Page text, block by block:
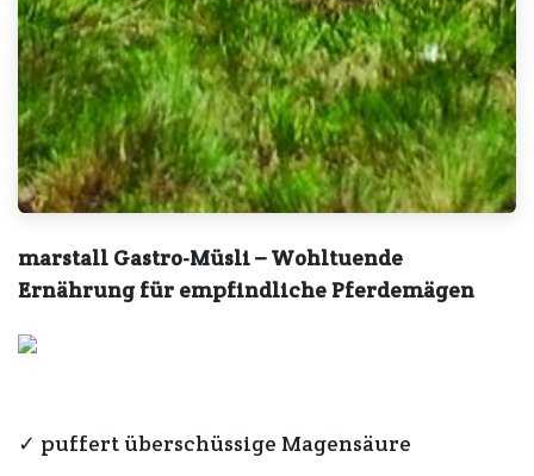
marstall Gastro-Müsli – Wohltuende
Ernährung für empfindliche Pferdemägen
✓ puffert überschüssige Magensäure